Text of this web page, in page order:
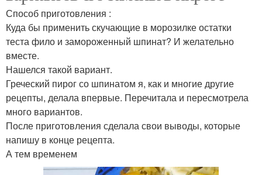
Способ приготовления :
Куда бы применить скучающие в морозилке остатки
теста фило и замороженный шпинат? И желательно
вместе.
Нашелся такой вариант.
Греческий пирог со шпинатом я, как и многие другие
рецепты, делала впервые. Перечитала и пересмотрела
много вариантов.
После приготовления сделала свои выводы, которые
напишу в конце рецепта.
А тем временем